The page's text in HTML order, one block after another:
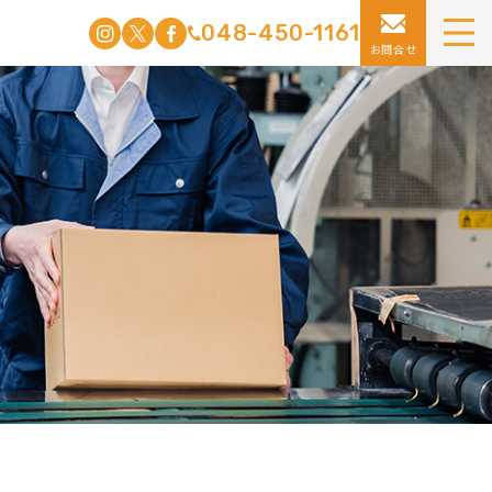
048-450-1161
お問合せ